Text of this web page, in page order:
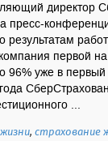
директор
пресс-
первой
96% уже в первый
...
,страхование